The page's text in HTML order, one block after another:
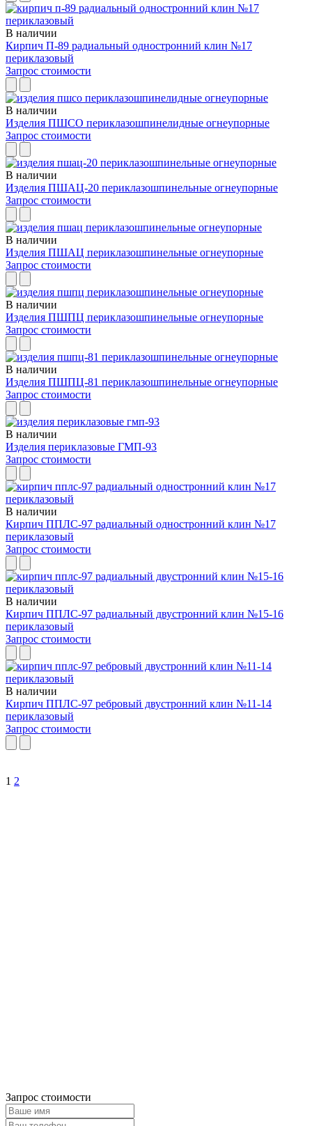
В наличии
Кирпич П-89 радиальный одностронний клин №17
периклазовый
Запрос стоимости
В наличии
Изделия ПШСО периклазошпинелидные огнеупорные
Запрос стоимости
В наличии
Изделия ПШАЦ-20 периклазошпинельные огнеупорные
Запрос стоимости
В наличии
Изделия ПШАЦ периклазошпинельные огнеупорные
Запрос стоимости
В наличии
Изделия ПШПЦ периклазошпинельные огнеупорные
Запрос стоимости
В наличии
Изделия ПШПЦ-81 периклазошпинельные огнеупорные
Запрос стоимости
В наличии
Изделия периклазовые ГМП-93
Запрос стоимости
В наличии
Кирпич ППЛС-97 радиальный одностронний клин №17
периклазовый
Запрос стоимости
В наличии
Кирпич ППЛС-97 радиальный двустронний клин №15-16
периклазовый
Запрос стоимости
В наличии
Кирпич ППЛС-97 ребровый двустронний клин №11-14
периклазовый
Запрос стоимости
1 2
Запрос стоимости